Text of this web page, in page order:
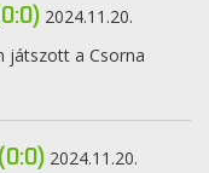
2024.11.20.
játszott a Csorna
2024.11.20.